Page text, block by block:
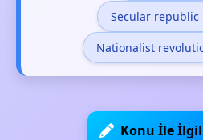
Secular republic
Nationalist
Konu İle